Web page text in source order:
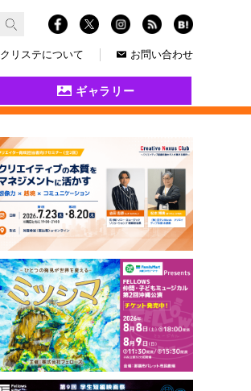
クリステについて お問い合わせ
ギャラリー